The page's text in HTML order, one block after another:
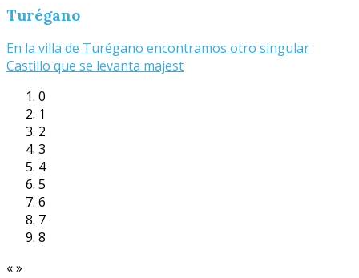
Turégano
En la villa de Turégano encontramos otro singular
Castillo que se levanta majest
0
1
2
3
4
5
6
7
8
«»